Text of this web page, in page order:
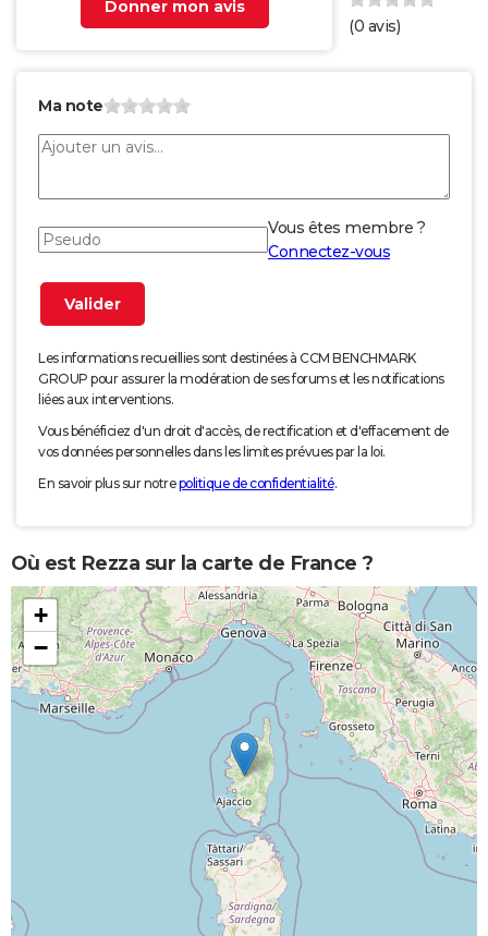
Donner mon avis
(0 avis)
Ma note
Vous êtes membre ?
Connectez-vous
Les informations recueillies sont destinées à CCM BENCHMARK
GROUP pour assurer la modération de ses forums et les notifications
liées aux interventions.
Vous bénéficiez d'un droit d'accès, de rectification et d'effacement de
vos données personnelles dans les limites prévues par la loi.
En savoir plus sur notrepolitique de confidentialité.
Où est Rezza sur la carte de France ?
+
−